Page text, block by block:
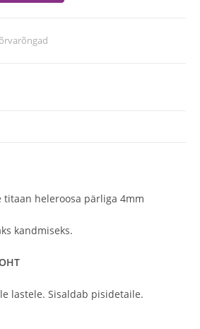
titaan heleroosa pärliga 4mm
kandmiseks.
lastele. Sisaldab pisidetaile.